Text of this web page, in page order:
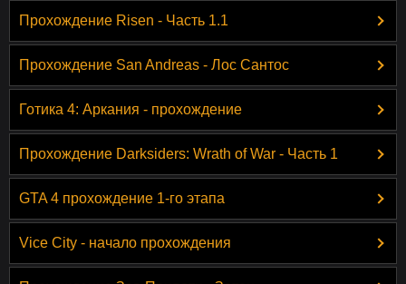
Прохождение Risen - Часть 1.1
Прохождение San Andreas - Лос Сантос
Готика 4: Аркания - прохождение
Прохождение Darksiders: Wrath of War - Часть 1
GTA 4 прохождение 1-го этапа
Vice City - начало прохождения